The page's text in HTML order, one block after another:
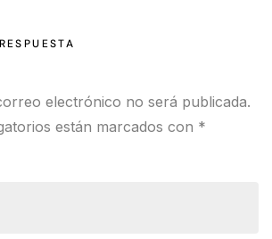
electrónico no será publicada.
están marcados con *